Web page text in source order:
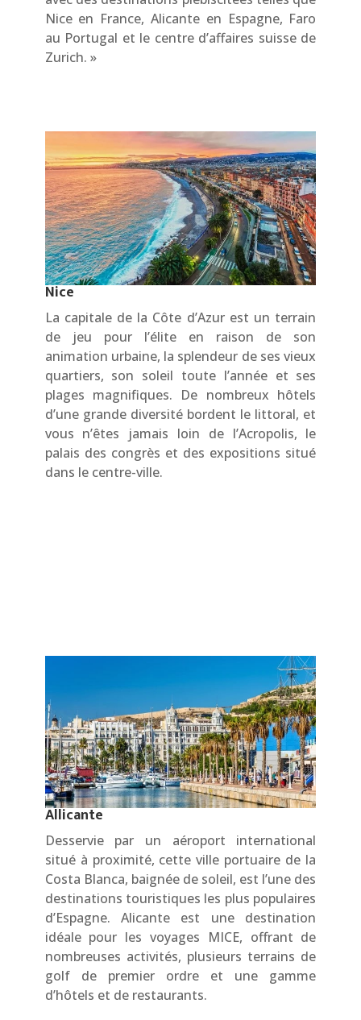
Nice en France, Alicante en Espagne, Faro
au Portugal et le centre d’affaires suisse de
Zurich. »
Nice
La capitale de la Côte d’Azur est un terrain
de jeu pour l’élite en raison de son
animation urbaine, la splendeur de ses vieux
quartiers, son soleil toute l’année et ses
plages magnifiques. De nombreux hôtels
d’une grande diversité bordent le littoral, et
vous n’êtes jamais loin de l’Acropolis, le
palais des congrès et des expositions situé
dans le centre-ville.
Allicante
Desservie par un aéroport international
situé à proximité, cette ville portuaire de la
Costa Blanca, baignée de soleil, est l’une des
destinations touristiques les plus populaires
d’Espagne. Alicante est une destination
idéale pour les voyages MICE, offrant de
nombreuses activités, plusieurs terrains de
golf de premier ordre et une gamme
d’hôtels et de restaurants.